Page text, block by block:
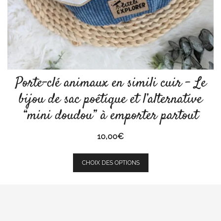
produit
Porte-clé animaux en simili cuir – Le
bijou de sac poétique et l’alternative
“mini doudou” à emporter partout
10,00€
CHOIX DES OPTIONS
Ce